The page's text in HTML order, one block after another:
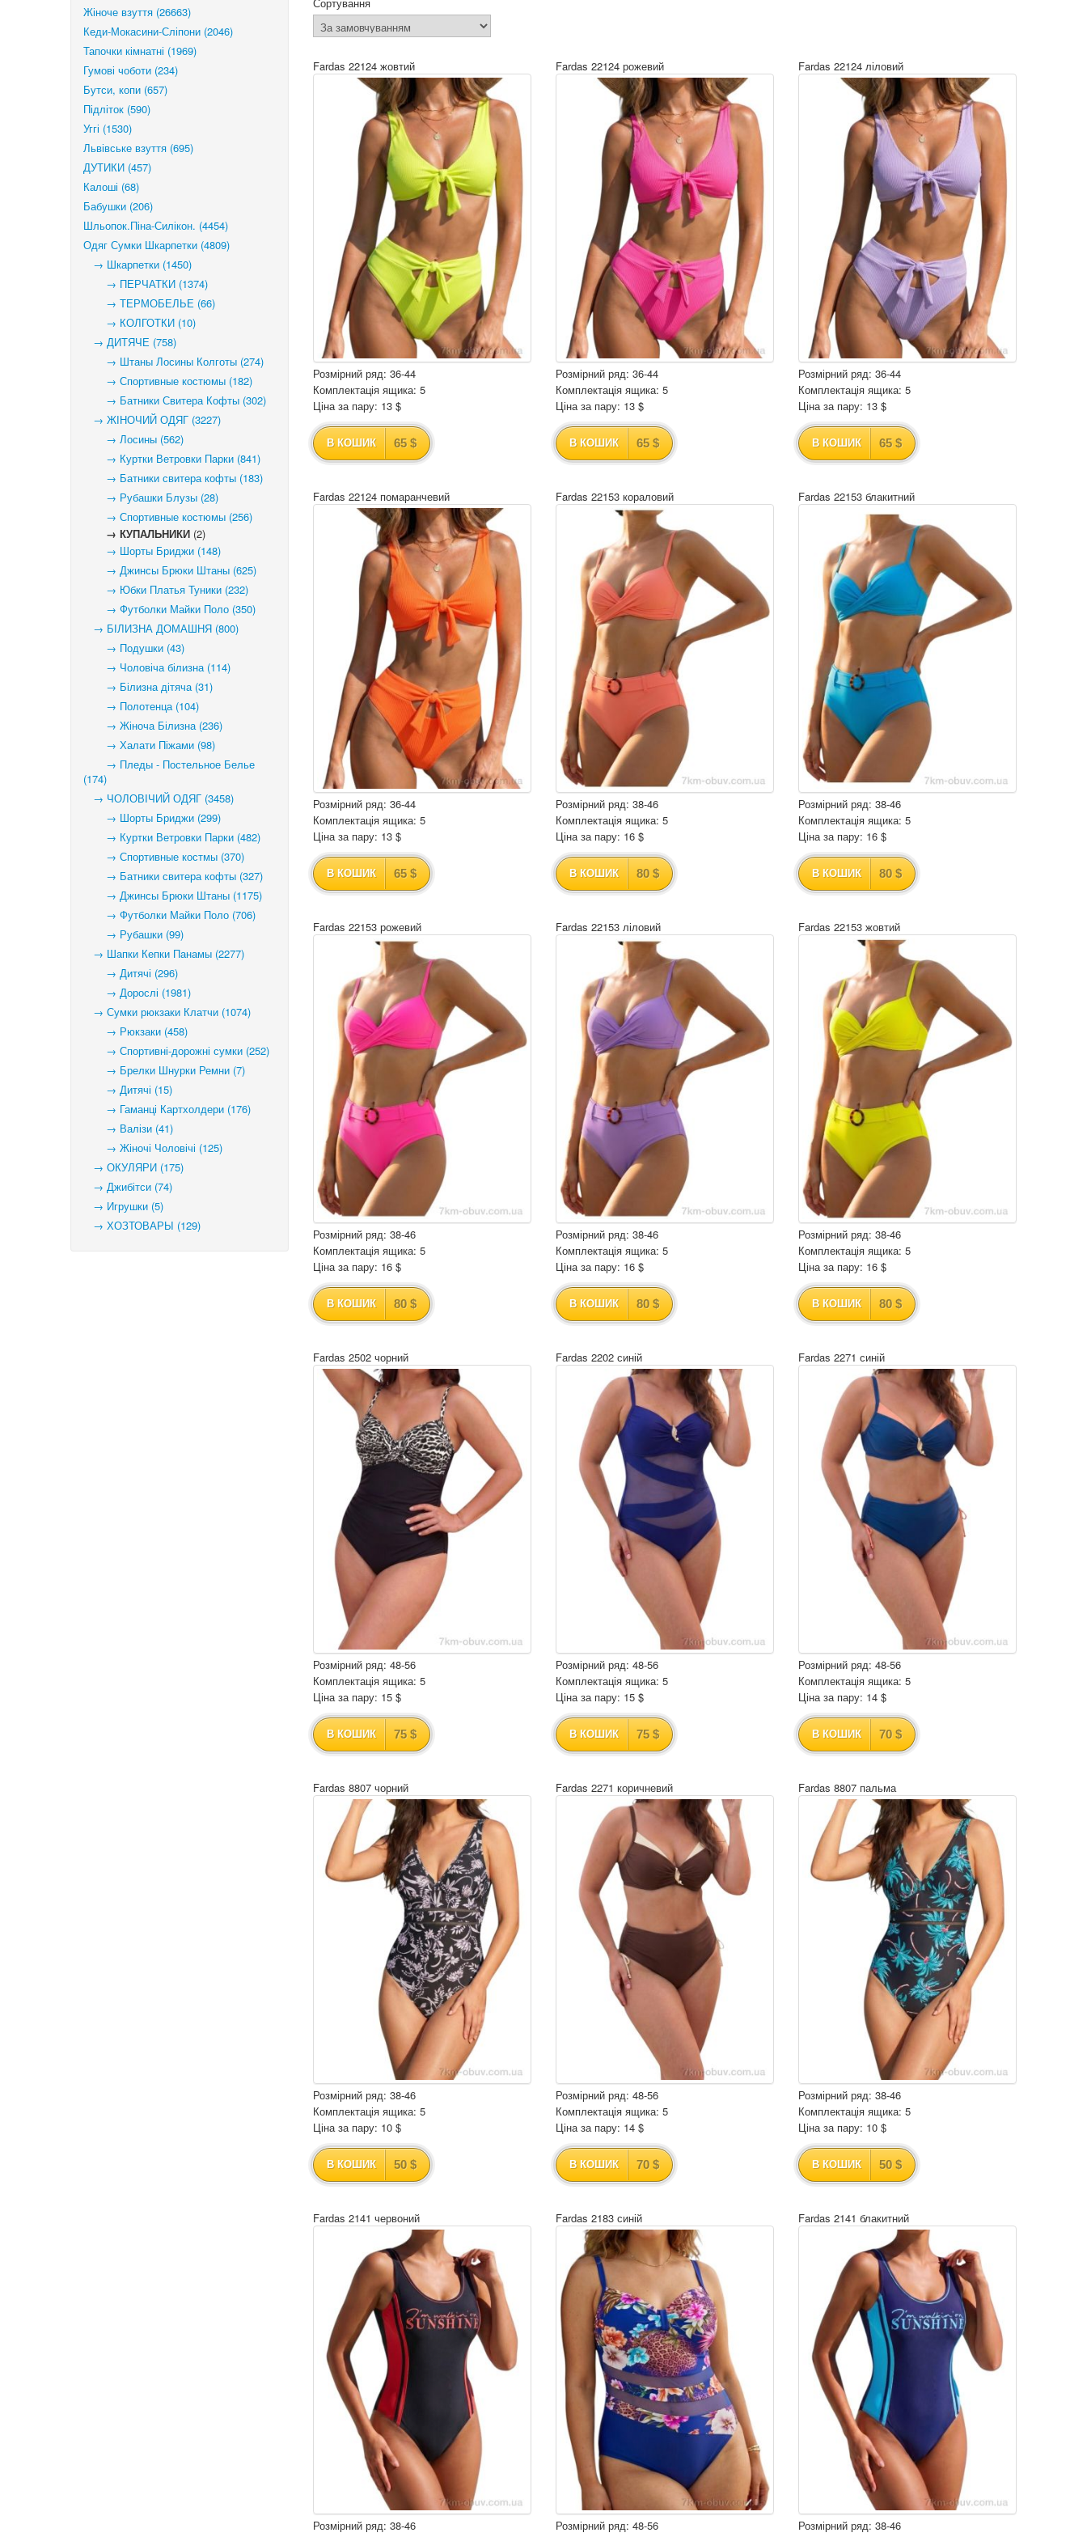
Жіноче взуття (26663)
Кеди-Мокасини-Сліпони (2046)
Тапочки кімнатні (1969)
Гумові чоботи (234)
Бутси, копи (657)
Підліток (590)
Уггі (1530)
Львівське взуття (695)
ДУТИКИ (457)
Калоші (68)
Бабушки (206)
Шльопок.Піна-Силікон. (4454)
Одяг Сумки Шкарпетки (4809)
→ Шкарпетки (1450)
→ ПЕРЧАТКИ (1374)
→ ТЕРМОБЕЛЬЕ (66)
→ КОЛГОТКИ (10)
→ ДИТЯЧЕ (758)
→ Штаны Лосины Колготы (274)
→ Спортивные костюмы (182)
→ Батники Свитера Кофты (302)
→ ЖІНОЧИЙ ОДЯГ (3227)
→ Лосины (562)
→ Куртки Ветровки Парки (841)
→ Батники свитера кофты (183)
→ Рубашки Блузы (28)
→ Спортивные костюмы (256)
→ КУПАЛЬНИКИ (2)
→ Шорты Бриджи (148)
→ Джинсы Брюки Штаны (625)
→ Юбки Платья Туники (232)
→ Футболки Майки Поло (350)
→ БІЛИЗНА ДОМАШНЯ (800)
→ Подушки (43)
→ Чоловіча білизна (114)
→ Білизна дітяча (31)
→ Полотенца (104)
→ Жіноча Білизна (236)
→ Халати Піжами (98)
→ Пледы - Постельное Белье
(174)
→ ЧОЛОВІЧИЙ ОДЯГ (3458)
→ Шорты Бриджи (299)
→ Куртки Ветровки Парки (482)
→ Спортивные костмы (370)
→ Батники свитера кофты (327)
→ Джинсы Брюки Штаны (1175)
→ Футболки Майки Поло (706)
→ Рубашки (99)
→ Шапки Кепки Панамы (2277)
→ Дитячі (296)
→ Дорослі (1981)
→ Сумки рюкзаки Клатчи (1074)
→ Рюкзаки (458)
→ Спортивні-дорожні сумки (252)
→ Брелки Шнурки Ремни (7)
→ Дитячі (15)
→ Гаманці Картхолдери (176)
→ Валізи (41)
→ Жіночі Чоловічі (125)
→ ОКУЛЯРИ (175)
→ Джибітси (74)
→ Игрушки (5)
→ ХОЗТОВАРЫ (129)
Fardas 22124 жовтий
Розмірний ряд: 36-44
Комплектація ящика: 5
Ціна за пару: 13 $
В КОШИК 65 $
Fardas 22124 рожевий
Розмірний ряд: 36-44
Комплектація ящика: 5
Ціна за пару: 13 $
В КОШИК 65 $
Fardas 22124 ліловий
Розмірний ряд: 36-44
Комплектація ящика: 5
Ціна за пару: 13 $
В КОШИК 65 $
Fardas 22124 помаранчевий
Розмірний ряд: 36-44
Комплектація ящика: 5
Ціна за пару: 13 $
В КОШИК 65 $
Fardas 22153 кораловий
Розмірний ряд: 38-46
Комплектація ящика: 5
Ціна за пару: 16 $
В КОШИК 80 $
Fardas 22153 блакитний
Розмірний ряд: 38-46
Комплектація ящика: 5
Ціна за пару: 16 $
В КОШИК 80 $
Fardas 22153 рожевий
Розмірний ряд: 38-46
Комплектація ящика: 5
Ціна за пару: 16 $
В КОШИК 80 $
Fardas 22153 ліловий
Розмірний ряд: 38-46
Комплектація ящика: 5
Ціна за пару: 16 $
В КОШИК 80 $
Fardas 22153 жовтий
Розмірний ряд: 38-46
Комплектація ящика: 5
Ціна за пару: 16 $
В КОШИК 80 $
Fardas 2502 чорний
Розмірний ряд: 48-56
Комплектація ящика: 5
Ціна за пару: 15 $
В КОШИК 75 $
Fardas 2202 синій
Розмірний ряд: 48-56
Комплектація ящика: 5
Ціна за пару: 15 $
В КОШИК 75 $
Fardas 2271 синій
Розмірний ряд: 48-56
Комплектація ящика: 5
Ціна за пару: 14 $
В КОШИК 70 $
Fardas 8807 чорний
Розмірний ряд: 38-46
Комплектація ящика: 5
Ціна за пару: 10 $
В КОШИК 50 $
Fardas 2271 коричневий
Розмірний ряд: 48-56
Комплектація ящика: 5
Ціна за пару: 14 $
В КОШИК 70 $
Fardas 8807 пальма
Розмірний ряд: 38-46
Комплектація ящика: 5
Ціна за пару: 10 $
В КОШИК 50 $
Fardas 2141 червоний
Розмірний ряд: 38-46
Fardas 2183 синій
Розмірний ряд: 48-56
Fardas 2141 блакитний
Розмірний ряд: 38-46